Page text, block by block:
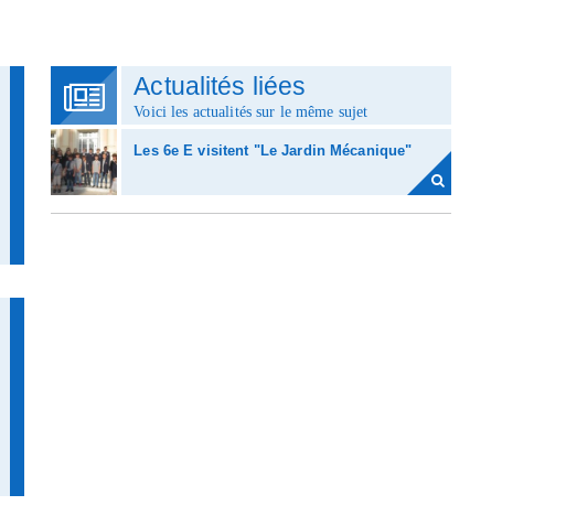
Actualités liées
Voici les actualités sur le même sujet
Les 6e E visitent "Le Jardin Mécanique"